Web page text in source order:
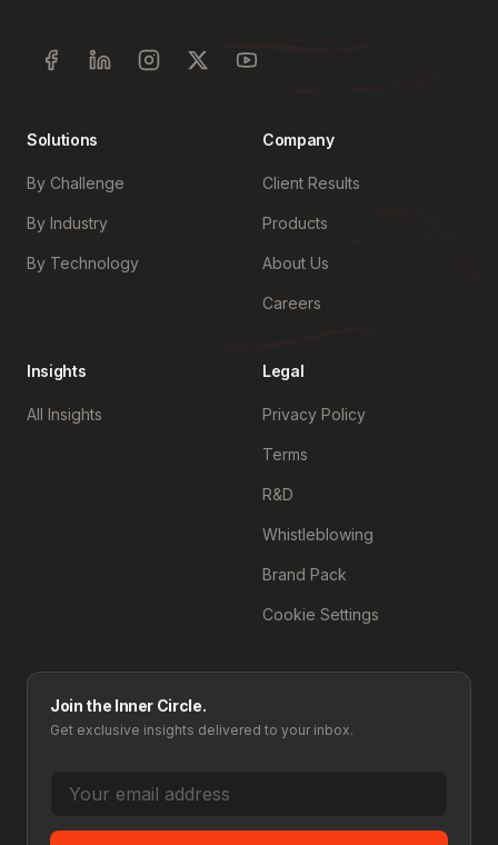
Solutions
By Challenge
By Industry
By Technology
Company
Client Results
Products
About Us
Careers
Insights
All Insights
Legal
Privacy Policy
Terms
R&D
Whistleblowing
Brand Pack
Cookie Settings
Join the Inner Circle.
Get exclusive insights delivered to your inbox.